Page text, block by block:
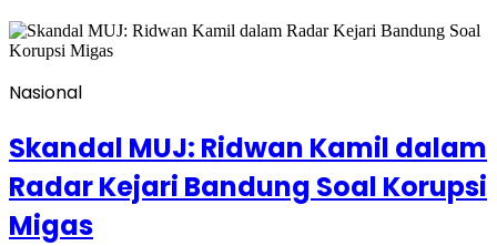
Nasional
Skandal MUJ: Ridwan Kamil dalam
Radar Kejari Bandung Soal Korupsi
Migas